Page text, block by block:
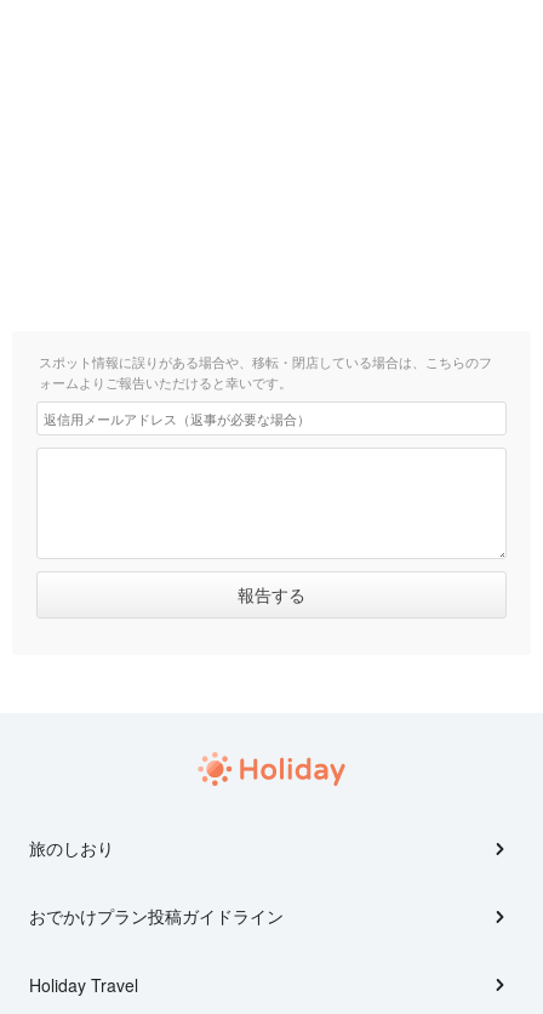
スポット情報に誤りがある場合や、移転・閉店している場合は、こちらのフ
ォームよりご報告いただけると幸いです。
旅のしおり
おでかけプラン投稿ガイドライン
Holiday Travel